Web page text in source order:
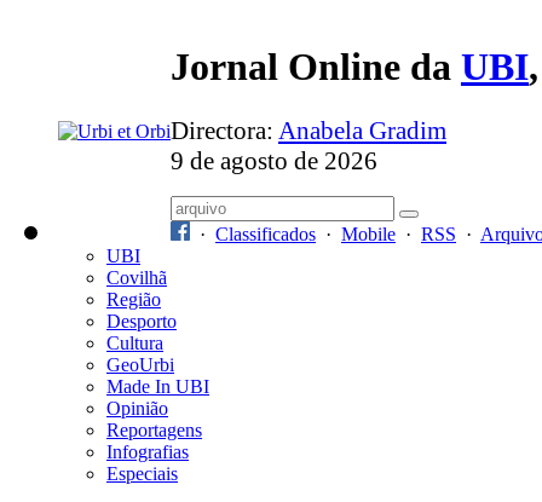
Jornal Online da UBI
Directora: Anabela Gradim
9 de agosto de 2026
· Classificados · Mobile · RSS ·
UBI
Covilhã
Região
Desporto
Cultura
GeoUrbi
Made In UBI
Opinião
Reportagens
Infografias
Especiais